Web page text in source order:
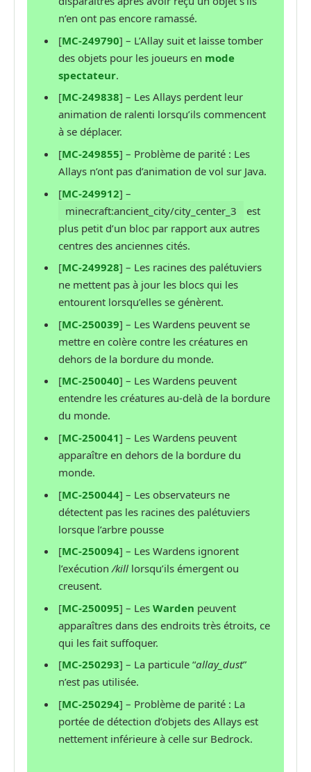
n’en ont pas encore ramassé.
[MC-249790] – L’Allay suit et laisse tomber
des objets pour les joueurs en mode
spectateur.
[MC-249838] – Les Allays perdent leur
animation de ralenti lorsqu’ils commencent
à se déplacer.
[MC-249855] – Problème de parité : Les
Allays n’ont pas d’animation de vol sur Java.
[MC-249912] –
minecraft:ancient_city/city_center_3
est
plus petit d’un bloc par rapport aux autres
centres des anciennes cités.
[MC-249928] – Les racines des palétuviers
ne mettent pas à jour les blocs qui les
entourent lorsqu’elles se génèrent.
[MC-250039] – Les Wardens peuvent se
mettre en colère contre les créatures en
dehors de la bordure du monde.
[MC-250040] – Les Wardens peuvent
entendre les créatures au-delà de la bordure
du monde.
[MC-250041] – Les Wardens peuvent
apparaître en dehors de la bordure du
monde.
[MC-250044] – Les observateurs ne
détectent pas les racines des palétuviers
lorsque l’arbre pousse
[MC-250094] – Les Wardens ignorent
l’exécution/kill lorsqu’ils émergent ou
creusent.
[MC-250095] – Les Warden peuvent
apparaîtres dans des endroits très étroits, ce
qui les fait suffoquer.
[MC-250293] – La particule “allay_dust”
n’est pas utilisée.
[MC-250294] – Problème de parité : La
portée de détection d’objets des Allays est
nettement inférieure à celle sur Bedrock.